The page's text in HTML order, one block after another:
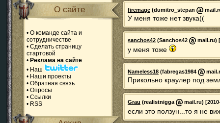
О сайте
• О команде сайта и
сотрудничестве
• Сделать страницу
стартовой
• Реклама на сайте
• Наш
• Наши проекты
• Обратная связь
• Опросы
• Ссылки
• RSS
firemage (dumitro_stepan
У меня тоже нет звука((
sanchos42 (Sanchos42 mail.ru)
у меня тоже
Nameless18 (fabregas1984
Прикольно краулер под
Grau (realistnigga mail.ru)
если это ползун...то я не